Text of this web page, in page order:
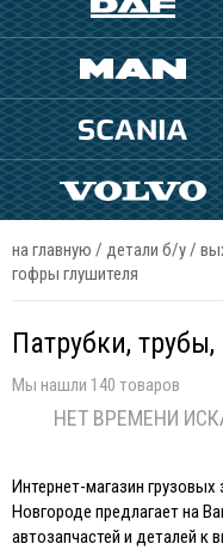
на главную / детали б/у/
гофры глушителя
Патрубки,
Мы нашли 140 товаров
НЕТ ВРЕМЕНИ
Интернет-магазин
Новгороде предлагает на
автозапчастей и деталей к